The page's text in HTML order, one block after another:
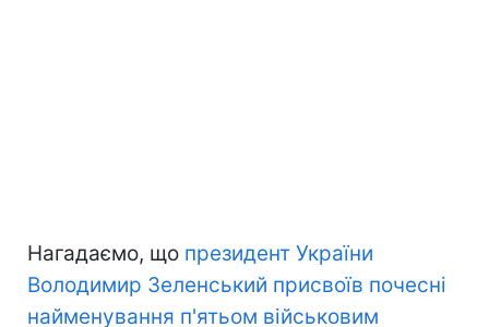
Нагадаємо, що президент України
Володимир Зеленський присвоїв почесні
найменування п'ятьом військовим